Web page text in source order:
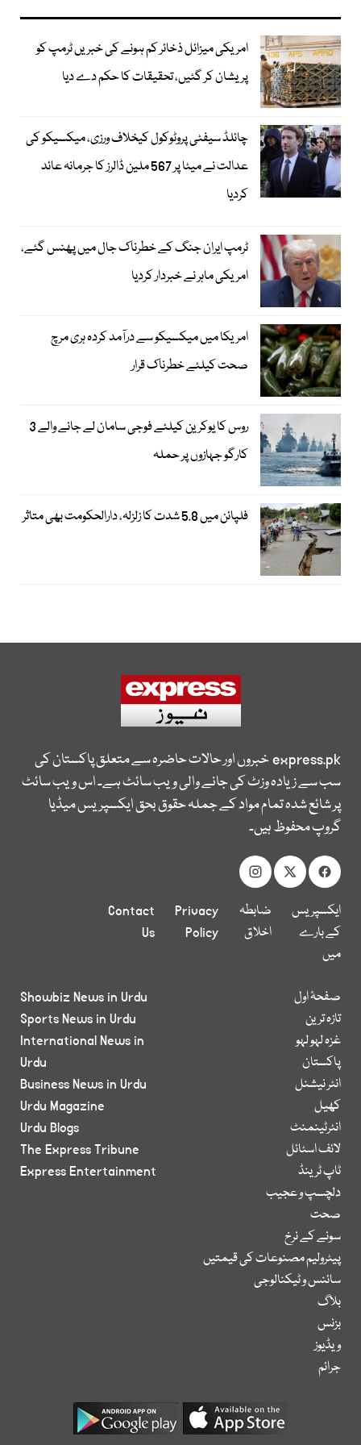
امریکی میزائل ذخائر کم ہونے کی خبریں ٹرمپ کو
پریشان کر گئیں، تحقیقات کا حکم دے دیا
چائلڈ سیفٹی پروٹوکول کیخلاف ورزی، میکسیکو کی
عدالت نے میٹا پر 567 ملین ڈالرز کا جرمانہ عائد
کردیا
ٹرمپ ایران جنگ کے خطرناک جال میں پھنس گئے،
امریکی ماہر نے خبردار کردیا
امریکا میں میکسیکو سے درآمد کردہ ہری مرچ
صحت کیلئے خطرناک قرار
روس کا یوکرین کیلئے فوجی سامان لے جانے والے 3
کارگو جہازوں پر حملہ
فلپائن میں 5.8 شدت کا زلزلہ، دارالحکومت بھی متاثر
express.pkخبروں اور حالات حاضرہ سے متعلق پاکستان کی
سب سے زیادہ وزٹ کی جانے والی ویب سائٹ ہے۔ اس ویب سائٹ
پر شائع شدہ تمام مواد کے جملہ حقوق بحق ایکسپریس میڈیا
گروپ محفوظ ہیں۔
ایکسپریس
کے بارے
میں
ضابطہ
اخلاق
Privacy
Policy
Contact
Us
صفحۂ اول
تازہ ترین
غزہ لہو لہو
پاکستان
انٹر نیشنل
کھیل
انٹرٹینمنٹ
لائف اسٹائل
ٹاپ ٹرینڈ
دلچسپ و عجیب
صحت
سونے کے نرخ
پیٹرولیم مصنوعات کی قیمتیں
سائنس و ٹیکنالوجی
بلاگ
بزنس
ویڈیوز
جرائم
Showbiz News in Urdu
Sports News in Urdu
International News in
Urdu
Business News in Urdu
Urdu Magazine
Urdu Blogs
The Express Tribune
Express Entertainment